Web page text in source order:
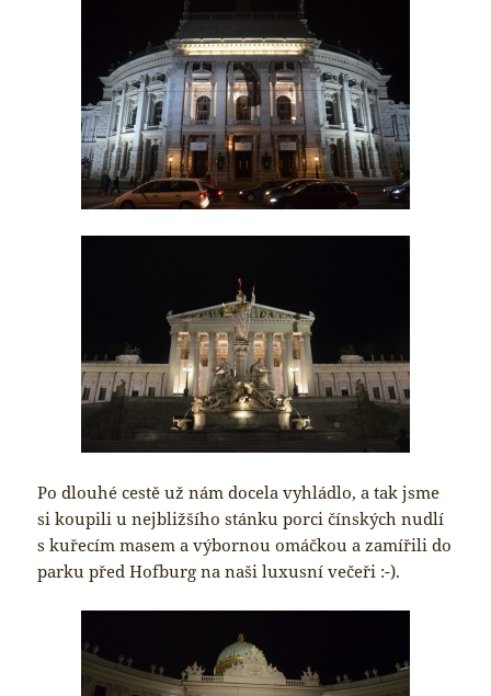
Po dlouhé cestě už nám docela vyhládlo, a tak jsme
si koupili u nejbližšího stánku porci čínských nudlí
s kuřecím masem a výbornou omáčkou a zamířili do
parku před Hofburg na naši luxusní večeři :-).